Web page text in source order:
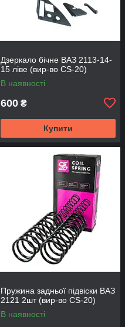
Дзеркало бічне ВАЗ 2113-14-
15 ліве (вир-во CS-20)
В наявності
600 ₴
Купити
Пружина задньої підвіски ВАЗ
2121 2шт (вир-во CS-20)
В наявності